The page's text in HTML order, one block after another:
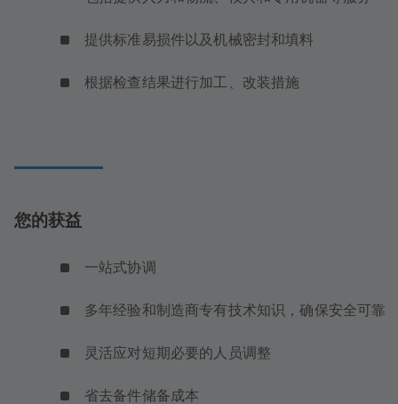
提供标准易损件以及机械密封和填料
根据检查结果进行加工、改装措施
您的获益
一站式协调
多年经验和制造商专有技术知识，确保安全可靠
灵活应对短期必要的人员调整
省去备件储备成本